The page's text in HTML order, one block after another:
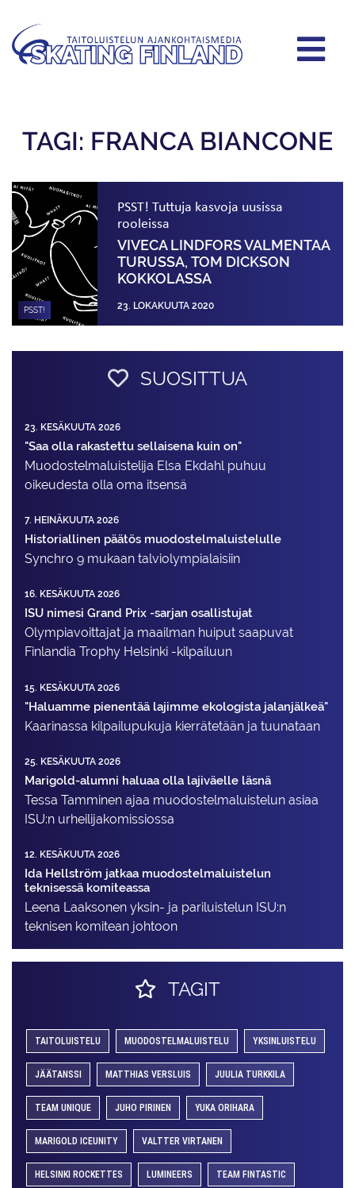
TAGI: FRANCA BIANCONE
PSST!
PSST! Tuttuja kasvoja uusissa
rooleissa
VIVECA LINDFORS VALMENTAA
TURUSSA, TOM DICKSON
KOKKOLASSA
23. LOKAKUUTA 2020
SUOSITTUA
23. KESÄKUUTA 2026
"Saa olla rakastettu sellaisena kuin on"
Muodostelma­luistelija Elsa Ekdahl puhuu
oikeudesta olla oma itsensä
7. HEINÄKUUTA 2026
Historiallinen päätös muodostelmaluistelulle
Synchro 9 mukaan talviolympialaisiin
16. KESÄKUUTA 2026
ISU nimesi Grand Prix -sarjan osallistujat
Olympiavoittajat ja maailman huiput saapuvat
Finlandia Trophy Helsinki -kilpailuun
15. KESÄKUUTA 2026
"Haluamme pienentää lajimme ekologista jalanjälkeä"
Kaarinassa kilpailupukuja kierrätetään ja tuunataan
25. KESÄKUUTA 2026
Marigold-alumni haluaa olla lajiväelle läsnä
Tessa Tamminen ajaa muodostelma­luistelun asiaa
ISU:n urheilija­komissiossa
12. KESÄKUUTA 2026
Ida Hellström jatkaa muodostelmaluistelun
teknisessä komiteassa
Leena Laaksonen yksin- ja pariluistelun ISU:n
teknisen komitean johtoon
TAGIT
TAITOLUISTELU MUODOSTELMALUISTELU YKSINLUISTELU
JÄÄTANSSI MATTHIAS VERSLUIS JUULIA TURKKILA
TEAM UNIQUE JUHO PIRINEN YUKA ORIHARA
MARIGOLD ICEUNITY VALTTER VIRTANEN
HELSINKI ROCKETTES LUMINEERS TEAM FINTASTIC